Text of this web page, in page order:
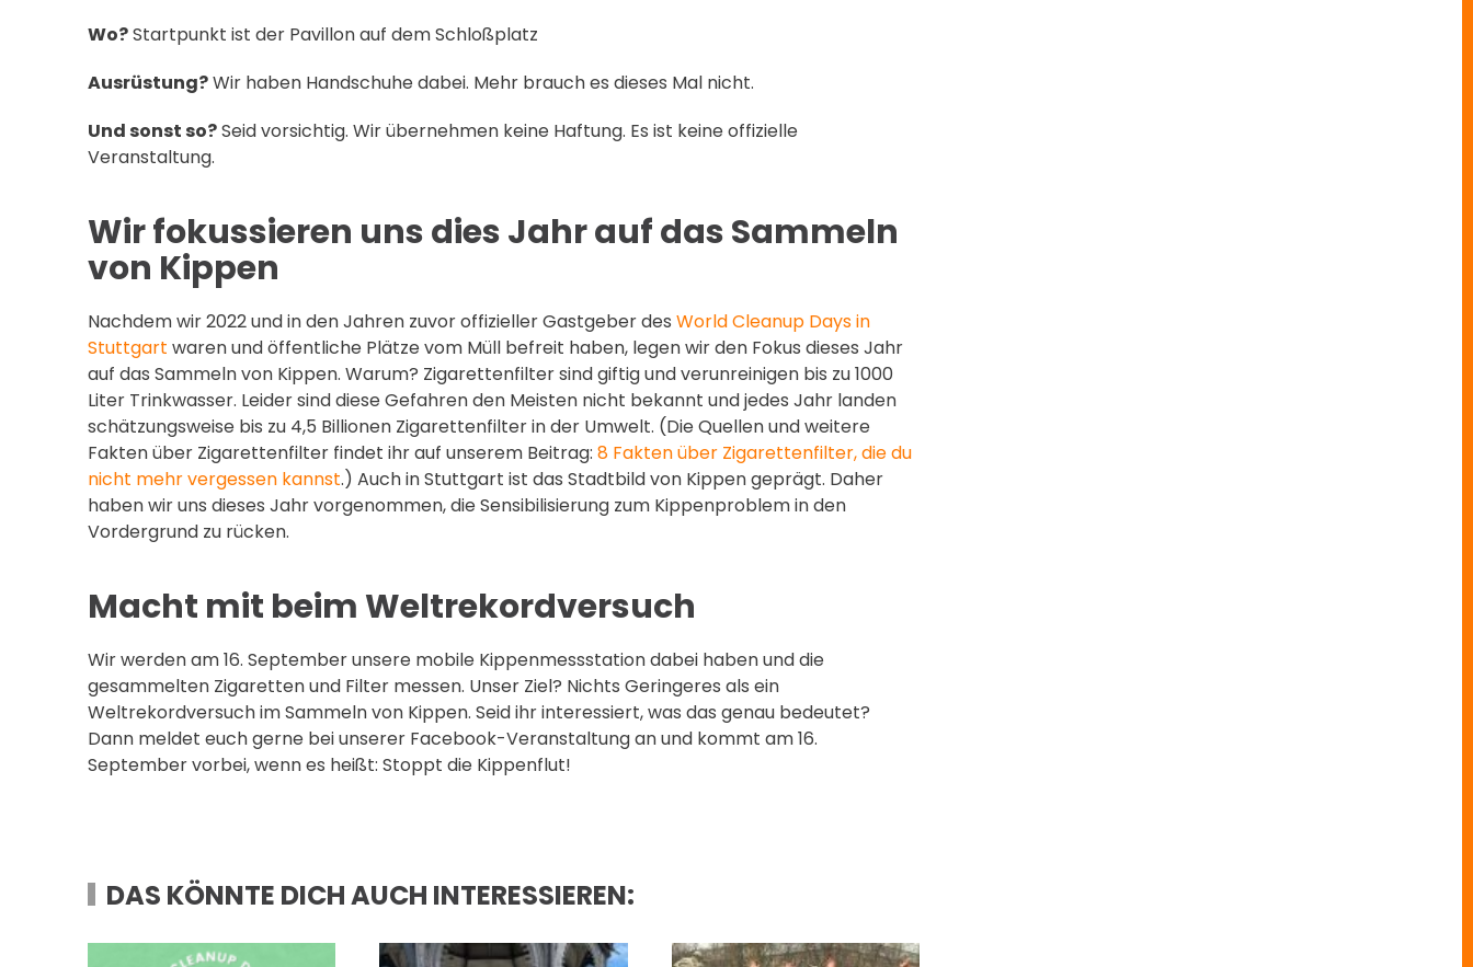
Wo?Startpunkt ist der Pavillon auf dem Schloßplatz
Ausrüstung?Wir haben Handschuhe dabei. Mehr brauch es dieses Mal nicht.
Und sonst so?Seid vorsichtig. Wir übernehmen keine Haftung. Es ist keine offizielle
Veranstaltung.
Wir fokussieren uns dies Jahr auf das Sammeln
von Kippen
Nachdem wir 2022 und in den Jahren zuvor offizieller Gastgeber des World Cleanup Days in
Stuttgart waren und öffentliche Plätze vom Müll befreit haben, legen wir den Fokus dieses Jahr
auf das Sammeln von Kippen. Warum? Zigarettenfilter sind giftig und verunreinigen bis zu 1000
Liter Trinkwasser. Leider sind diese Gefahren den Meisten nicht bekannt und jedes Jahr landen
schätzungsweise bis zu 4,5 Billionen Zigarettenfilter in der Umwelt. (Die Quellen und weitere
Fakten über Zigarettenfilter findet ihr auf unserem Beitrag: 8 Fakten über Zigarettenfilter, die du
nicht mehr vergessen kannst.) Auch in Stuttgart ist das Stadtbild von Kippen geprägt. Daher
haben wir uns dieses Jahr vorgenommen, die Sensibilisierung zum Kippenproblem in den
Vordergrund zu rücken.
Macht mit beim Weltrekordversuch
Wir werden am 16. September unsere mobile Kippenmessstation dabei haben und die
gesammelten Zigaretten und Filter messen. Unser Ziel? Nichts Geringeres als ein
Weltrekordversuch im Sammeln von Kippen. Seid ihr interessiert, was das genau bedeutet?
Dann meldet euch gerne bei unserer Facebook-Veranstaltung an und kommt am 16.
September vorbei, wenn es heißt: Stoppt die Kippenflut!
DAS KÖNNTE DICH AUCH INTERESSIEREN: